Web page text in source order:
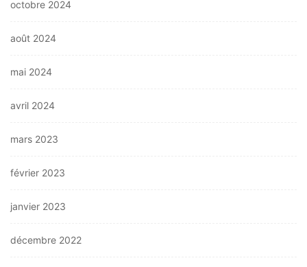
octobre 2024
août 2024
mai 2024
avril 2024
mars 2023
février 2023
janvier 2023
décembre 2022